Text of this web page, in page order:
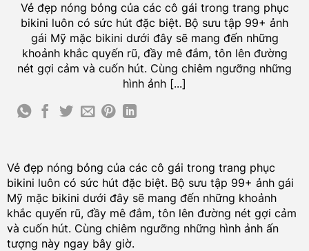
Vẻ đẹp nóng bỏng của các cô gái trong trang phục
bikini luôn có sức hút đặc biệt. Bộ sưu tập 99+ ảnh
gái Mỹ mặc bikini dưới đây sẽ mang đến những
khoảnh khắc quyến rũ, đầy mê đắm, tôn lên đường
nét gợi cảm và cuốn hút. Cùng chiêm ngưỡng những
hình ảnh [...]
Vẻ đẹp nóng bỏng của các cô gái trong trang phục
bikini luôn có sức hút đặc biệt. Bộ sưu tập 99+ ảnh gái
Mỹ mặc bikini dưới đây sẽ mang đến những khoảnh
khắc quyến rũ, đầy mê đắm, tôn lên đường nét gợi cảm
và cuốn hút. Cùng chiêm ngưỡng những hình ảnh ấn
tượng này ngay bây giờ.